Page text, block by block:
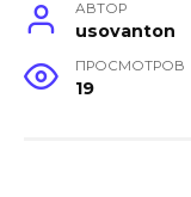
АВТОР
usovanton
ПРОСМОТРОВ
19